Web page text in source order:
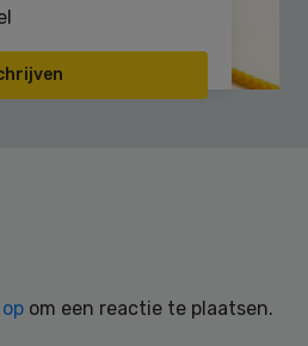
om een reactie te plaatsen.